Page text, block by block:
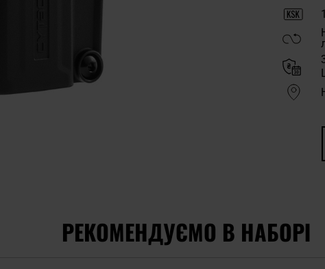
РЕКОМЕНДУЄМО В НАБОРІ